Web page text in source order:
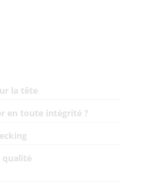
la tête
en toute intégrité ?
qualité